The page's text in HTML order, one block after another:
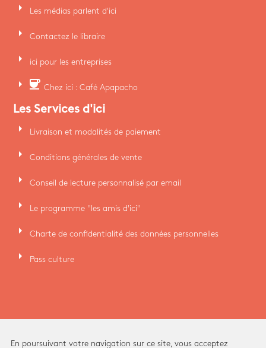
arrow_right Les médias parlent d'ici
arrow_right Contactez le libraire
arrow_right ici pour les entreprises
arrow_right coffee Chez ici : Café Apapacho
Les Services d'ici
arrow_right Livraison et modalités de paiement
arrow_right Conditions générales de vente
arrow_right Conseil de lecture personnalisé par email
arrow_right Le programme "les amis d'ici"
arrow_right Charte de confidentialité des données personnelles
arrow_right Pass culture
En poursuivant votre navigation sur ce site, vous acceptez